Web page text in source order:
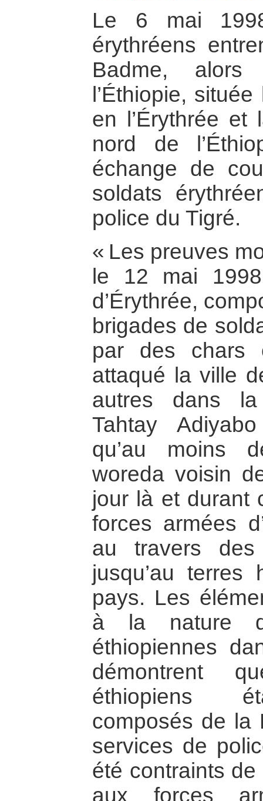
Le 6 mai
érythréens
Badme,
l’Éthiopie,
en l’Érythrée
nord de
échange de
soldats
police du Tigré.
« Les preuves
le 12 mai
d’Érythrée,
brigades de
par des chars
attaqué la ville
autres dans
Tahtay
qu’au moins
woreda voisin
jour là et durant
forces armées
au travers
jusqu’au terres
pays. Les
à la nature
éthiopiennes
démontrent
éthiopiens
composés de la
services de
été contraints
aux forces